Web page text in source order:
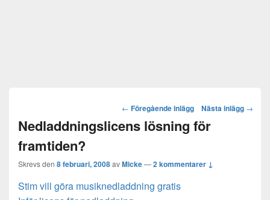
Post
navigation
← Föregående inlägg Nästa inlägg →
Nedladdningslicens lösning för
framtiden?
Skrevs den 8 februari, 2008avMicke—2 kommentarer ↓
Stim vill göra musiknedladdning gratis